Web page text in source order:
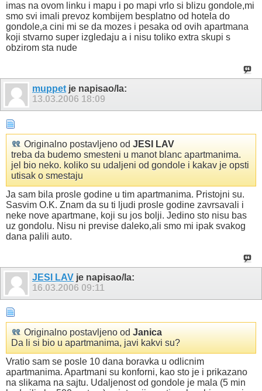
imas na ovom linku i mapu i po mapi vrlo si blizu gondole,mi
smo svi imali prevoz kombijem besplatno od hotela do
gondole,a cini mi se da mozes i pesaka od ovih apartmana
koji stvarno super izgledaju a i nisu toliko extra skupi s
obzirom sta nude
muppet je napisao/la:
13.03.2006 18:09
Originalno postavljeno od JESI LAV
treba da budemo smesteni u manot blanc apartmanima.
jel bio neko. koliko su udaljeni od gondole i kakav je opsti
utisak o smestaju
Ja sam bila prosle godine u tim apartmanima. Pristojni su.
Sasvim O.K. Znam da su ti ljudi prosle godine zavrsavali i
neke nove apartmane, koji su jos bolji. Jedino sto nisu bas
uz gondolu. Nisu ni previse daleko,ali smo mi ipak svakog
dana palili auto.
JESI LAV je napisao/la:
16.03.2006 09:11
Originalno postavljeno od Janica
Da li si bio u apartmanima, javi kakvi su?
Vratio sam se posle 10 dana boravka u odlicnim
apartmanima. Apartmani su konforni, kao sto je i prikazano
na slikama na sajtu. Udaljenost od gondole je mala (5 min